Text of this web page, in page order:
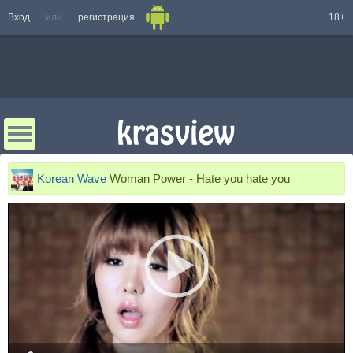
Вход или регистрация 18+
Korean Wave Woman Power - Hate you hate you